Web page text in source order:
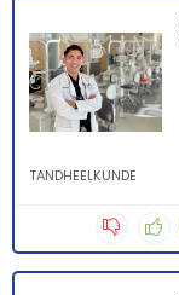
TANDHEELKUNDE